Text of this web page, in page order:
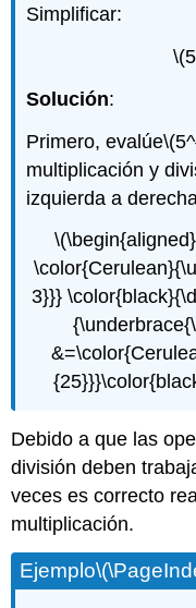
Simplificar:
Solución:
Primero, evalúe
multiplicación y
izquierda a
3}}}
Debido a que las
división deben
veces es correcto
multiplicación.
Ejemplo